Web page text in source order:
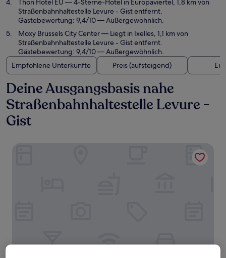
Thon Hotel EU — 4-Sterne-Hotel in Europaviertel, 1,8 km von
Straßenbahnhaltestelle Levure - Gist entfernt.
Gästebewertung: 9,4/10 — Außergewöhnlich.
Moxy Brussels City Center— Liegt in Ixelles, 1,1 km von
Straßenbahnhaltestelle Levure - Gist entfernt.
Gästebewertung: 9,4/10 — Außergewöhnlich.
Empfohlene Unterkünfte
Preis (aufsteigend)
Deine Ausgangsbasis nahe
Straßenbahnhaltestelle Levure -
Gist